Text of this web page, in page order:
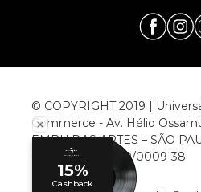
© COPYRIGHT 2019 |
Commerce - Av. Hélio Ossamu
EMBU DAS ARTES – SÃO
CNPJ: 00.952.789/0009-38